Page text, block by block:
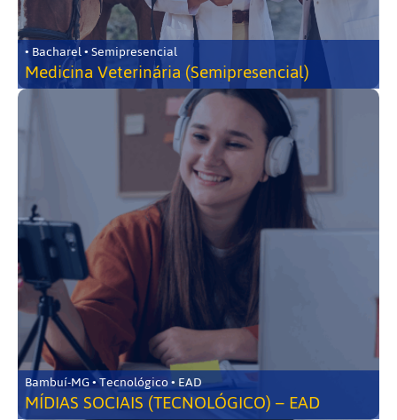
• Bacharel • Semipresencial
Medicina Veterinária (Semipresencial)
Bambuí-MG • Tecnológico • EAD
MÍDIAS SOCIAIS (TECNOLÓGICO) – EAD